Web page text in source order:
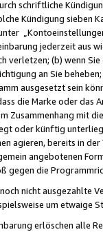
schriftliche
Kündigung sieben
jederzeit aus
verletzen; (b) wenn
an Sie
ausgesetzt sein
die Marke oder
Zusammenhang mit
oder künftig
agieren, bereits in
angebotenen
gegen die
nicht ausgezahlte
um etwaige
erlöschen alle